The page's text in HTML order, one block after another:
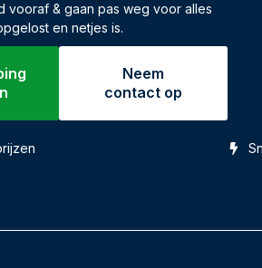
vooraf & gaan pas weg voor alles
en netjes is.
Neem
contact op